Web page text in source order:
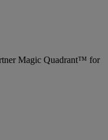
Magic Quadrant™ for